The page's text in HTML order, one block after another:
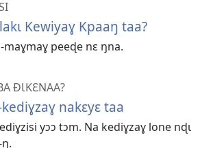
Kewiyaɣ Kpaaŋ taa?
peeɖe nɛ ŋna.
ÐƖKƐNAA?
nakɛyɛ taa
yɔɔ tɔm. Na kediɣzaɣ lone nɖɩ
ŋ.